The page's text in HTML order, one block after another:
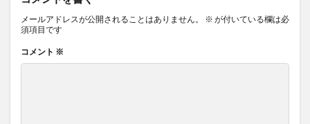
メールアドレスが公開されることはありません。 ※ が付いている欄は必
須項目です
コメント ※